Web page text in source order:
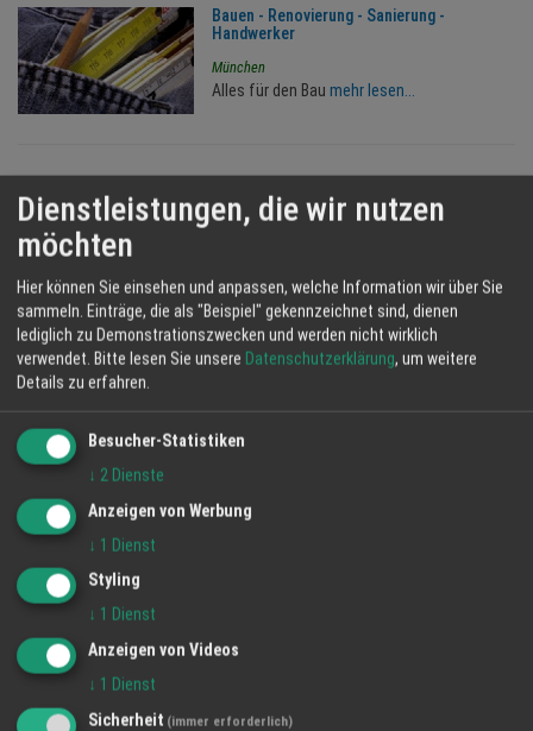
Bauen - Renovierung - Sanierung -
Handwerker
München
Alles für den Bau mehr lesen...
HappyTime24 Services GmbH
61231 Bad Nauheim
Telefon: 06032 80108
Telefax: 06032 84590
Email: muenchen@ht24services.de
Dienstleistungen, die wir nutzen
möchten
Hier können Sie einsehen und anpassen, welche Information wir über Sie
sammeln. Einträge, die als "Beispiel" gekennzeichnet sind, dienen
lediglich zu Demonstrationszwecken und werden nicht wirklich
verwendet. Bitte lesen Sie unsere Datenschutzerklärung, um weitere
Details zu erfahren.
Besucher-Statistiken
↓ 2 Dienste
Anzeigen von Werbung
↓ 1 Dienst
Styling
↓ 1 Dienst
Anzeigen von Videos
↓ 1 Dienst
Sicherheit (immer erforderlich)